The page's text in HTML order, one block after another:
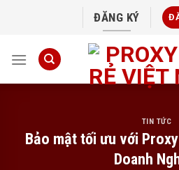
ĐĂNG KÝ
TIN TỨC
Bảo mật tối ưu với
Doanh